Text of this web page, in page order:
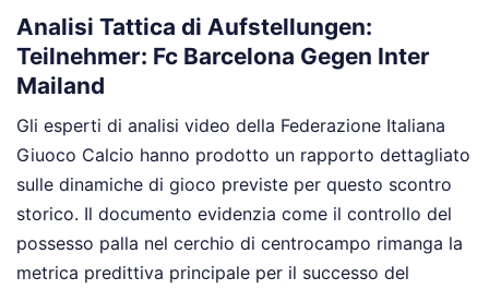
Analisi Tattica di Aufstellungen:
Teilnehmer: Fc Barcelona Gegen Inter
Mailand
Gli esperti di analisi video della Federazione Italiana
Giuoco Calcio hanno prodotto un rapporto dettagliato
sulle dinamiche di gioco previste per questo scontro
storico. Il documento evidenzia come il controllo del
possesso palla nel cerchio di centrocampo rimanga la
metrica predittiva principale per il successo del